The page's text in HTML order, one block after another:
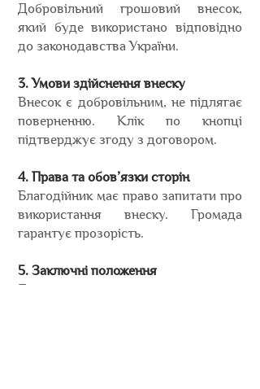
Добровільний грошовий внесок,
який буде використано відповідно
до законодавства України.
3. Умови здійснення внеску
Внесок є добровільним, не підлягає
поверненню. Клік по кнопці
підтверджує згоду з договором.
4. Права та обов’язки сторін
Благодійник має право запитати про
використання внеску. Громада
гарантує прозорість.
5. Заключні положення
Договір вважається укладеним з